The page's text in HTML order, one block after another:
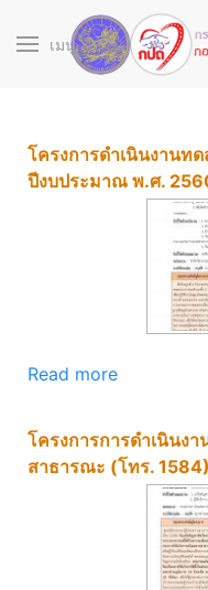
เมนู
โครงการดำเนินงานท
ปีงบประมาณ พ.ศ.
Read more
โครงการการดำเนินง
สาธารณะ (โทร.